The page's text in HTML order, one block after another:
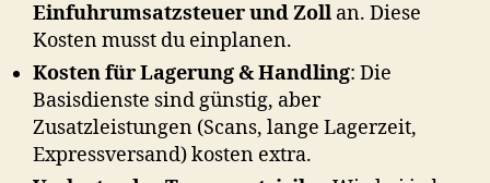
Einfuhrumsatzsteuer und Zoll an. Diese
Kosten musst du einplanen.
Kosten für Lagerung & Handling: Die
Basisdienste sind günstig, aber
Zusatzleistungen (Scans, lange Lagerzeit,
Expressversand) kosten extra.